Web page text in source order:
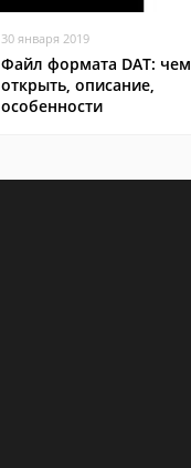
30 января 2019
Файл формата DAT: чем
открыть, описание,
особенности